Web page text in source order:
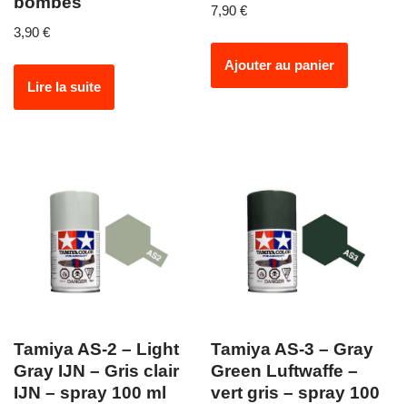
3,90 €
Lire la suite
7,90€
Ajouter au panier
Tamiya AS-2 – Light
Gray IJN – Gris clair
IJN – spray 100 ml
Tamiya AS-3 – Gray
Green Luftwaffe –
vert gris – spray 100